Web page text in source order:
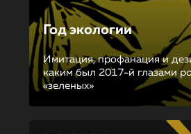
Год экологии
Имитация, профанация и
каким был 2017-й глазами
«зеленых»